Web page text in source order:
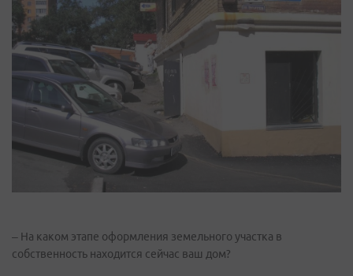
– На каком этапе оформления земельного участка в
собственность находится сейчас ваш дом?